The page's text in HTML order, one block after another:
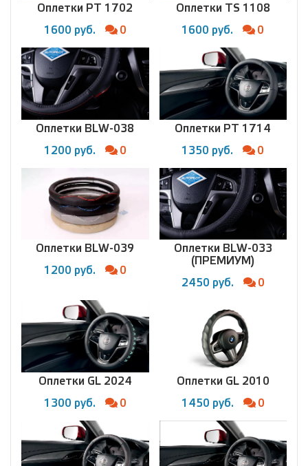
Оплетки PT 1702
1600 руб. 0
Оплетки TS 1108
1600 руб. 0
Оплетки BLW-038
1200 руб. 0
Оплетки PT 1714
1350 руб. 0
Оплетки BLW-039
1200 руб. 0
Оплетки BLW-033
(ПРЕМИУМ)
2450 руб. 0
Оплетки GL 2024
1300 руб. 0
Оплетки GL 2010
1450 руб. 0